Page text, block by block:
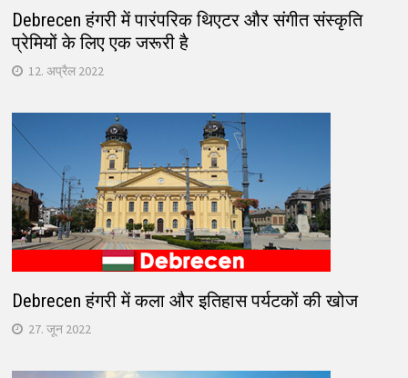
Debrecen हंगरी में पारंपरिक थिएटर और संगीत संस्कृति
प्रेमियों के लिए एक जरूरी है
12. अप्रैल 2022
Debrecen हंगरी में कला और इतिहास पर्यटकों की खोज
27. जून 2022